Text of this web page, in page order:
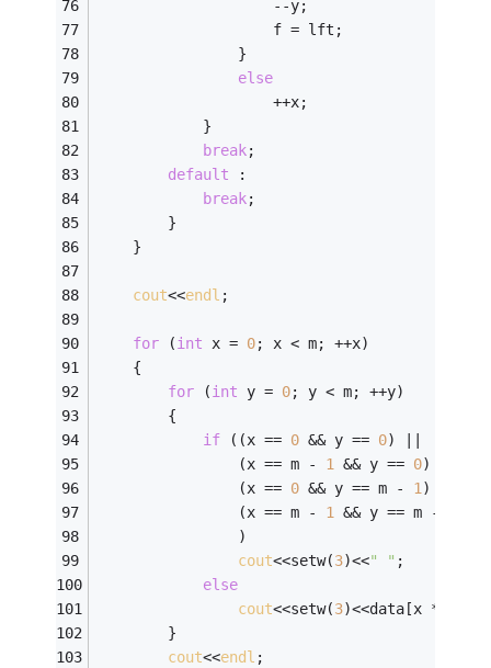
                    --y;
                    f = lft;
                }
else
                    ++x;
            }
break;
default :
break;
        }
    }
cout<<endl ;
for (int x = 0; x < m; ++x)
    {
for (int y = 0; y < m; ++y)
        {
if ((x == 0 && y == 0) ||
                (x == m -
1 && y == 0) ||
                (x ==
0 && y == m - 1) ||
                (x == m -
1 && y == m -
                )
cout<<setw(3)<<" " ;
else
cout<<setw(3)<<data[x * m +
        }
cout<<endl ;